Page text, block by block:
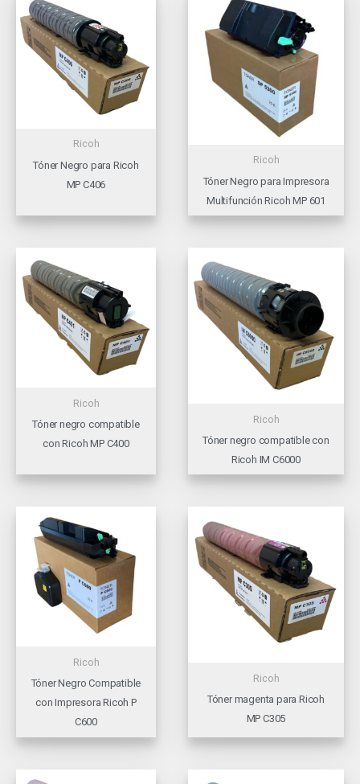
Ricoh
Tóner Negro para Ricoh
MP C406
Ricoh
Tóner Negro para Impresora
Multifunción Ricoh MP 601
Ricoh
Tóner negro compatible
con Ricoh MP C400
Ricoh
Tóner negro compatible con
Ricoh IM C6000
Ricoh
Tóner Negro Compatible
con Impresora Ricoh P
C600
Ricoh
Tóner magenta para Ricoh
MP C305